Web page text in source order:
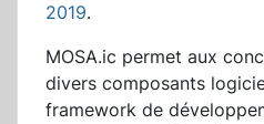
2019.
MOSA.ic permet aux
divers composants
framework de